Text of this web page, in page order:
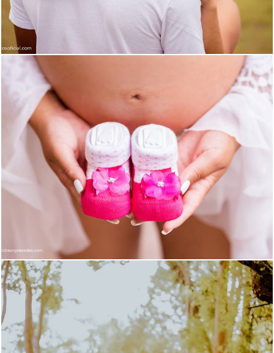
1964 249